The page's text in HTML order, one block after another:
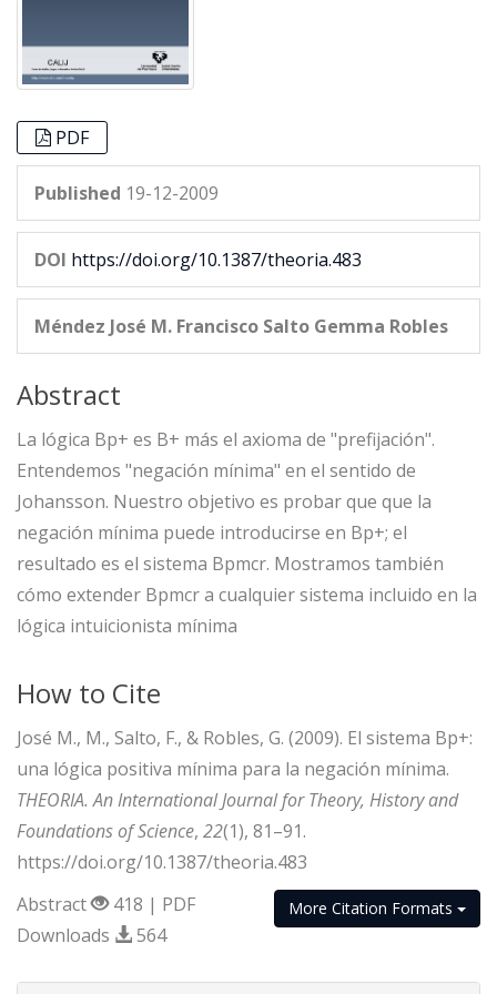
PDF
Published 19-12-2009
DOI https://doi.org/10.1387/theoria.483
Méndez José M. Francisco Salto Gemma Robles
Abstract
La lógica Bp+ es B+ más el axioma de "prefijación".
Entendemos "negación mínima" en el sentido de
Johansson. Nuestro objetivo es probar que que la
negación mínima puede introducirse en Bp+; el
resultado es el sistema Bpmcr. Mostramos también
cómo extender Bpmcr a cualquier sistema incluido en la
lógica intuicionista mínima
How to Cite
José M., M., Salto, F., & Robles, G. (2009). El sistema Bp+:
una lógica positiva mínima para la negación mínima.
THEORIA. An International Journal for Theory, History and
Foundations of Science, 22(1), 81–91.
https://doi.org/10.1387/theoria.483
More Citation Formats
Abstract
418 | PDF
Downloads
564